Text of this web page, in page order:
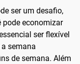
ser um desafio,
pode economizar
ser flexível
semana
de semana. Além